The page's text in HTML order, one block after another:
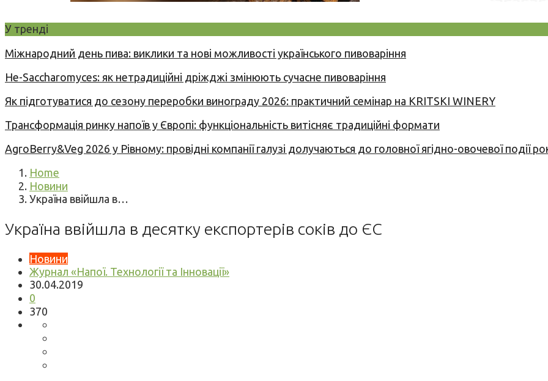
У тренді
Міжнародний день пива: виклики та нові можливості українського пивоваріння
Не-Saccharomyces: як нетрадиційні дріжджі змінюють сучасне пивоваріння
Як підготуватися до сезону переробки винограду 2026: практичний семінар на KRITSKI WINERY
Трансформація ринку напоїв у Європі: функціональність витісняє традиційні формати
AgroBerry&Veg 2026 у Рівному: провідні компанії галузі долучаються до головної ягідно-овочевої події
Home
Новини
Україна ввійшла в…
Україна ввійшла в десятку експортерів соків до ЄС
Новини
Журнал «Напої. Технології та Інновації»
30.04.2019
0
370